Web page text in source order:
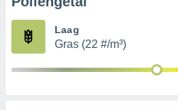
partners Laag
Gras (22 #/m³)